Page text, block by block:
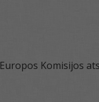
Europos Komisijos